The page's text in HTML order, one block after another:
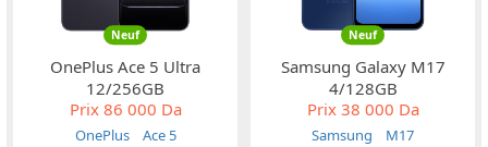
Neuf
OnePlus Ace 5 Ultra
12/256GB
Prix86 000 Da
OnePlus
Ace 5
Neuf
Samsung Galaxy M17
4/128GB
Prix38 000 Da
Samsung
M17